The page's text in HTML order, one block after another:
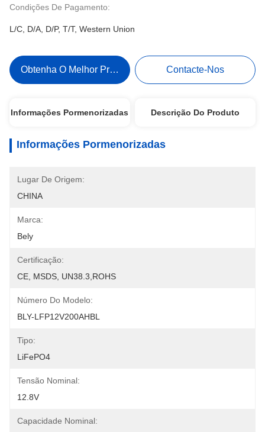
Condições De Pagamento:
L/C, D/A, D/P, T/T, Western Union
Obtenha O Melhor Preço Contacte-Nos
Informações Pormenorizadas Descrição Do Produto
Informações Pormenorizadas
Lugar De Origem:
CHINA
Marca:
Bely
Certificação:
CE, MSDS, UN38.3,ROHS
Número Do Modelo:
BLY-LFP12V200AHBL
Tipo:
LiFePO4
Tensão Nominal:
12.8V
Capacidade Nominal: